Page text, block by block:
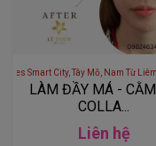
- S1.02 Vinhomes Smart City, Tây
LÀM ĐẦY MÁ -
COLLA...
Liên hệ
LÊ